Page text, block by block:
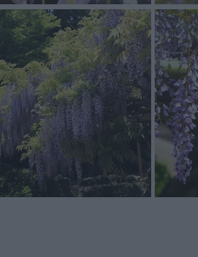
znajdować się na ciepłym i
Młode, niezdrewniałe jeszcze
są bardzo ważne. Glicynia
i zatrzymująca wilgoć. Jest
ten artykuł o uprawie glicynii
wisterii floribunda
roślina bardzo podobna do glicynii
pędy i wolniejszy wzrost. Uprawa
się przyjmuje, natomiast w
przy starszych nie trzeba już